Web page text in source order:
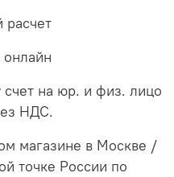
на юр. и физ. лицо
НДС.
магазине в Москве /
точке России по